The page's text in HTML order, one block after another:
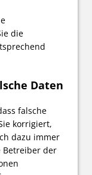
die
Daten
falsche
korrigiert,
dazu immer
Betreiber der